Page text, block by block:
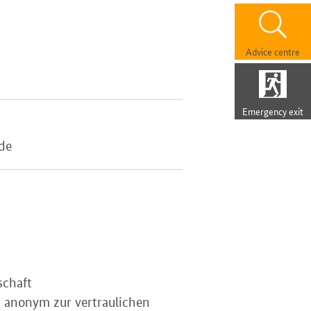
Advice centre
Emergency exit
zur vertraulichen